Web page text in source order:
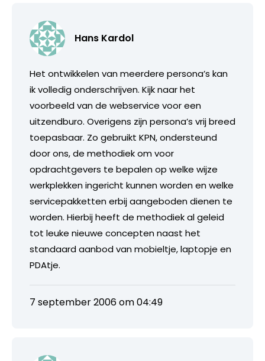
Hans Kardol
Het ontwikkelen van meerdere persona’s kan
ik volledig onderschrijven. Kijk naar het
voorbeeld van de webservice voor een
uitzendburo. Overigens zijn persona’s vrij breed
toepasbaar. Zo gebruikt KPN, ondersteund
door ons, de methodiek om voor
opdrachtgevers te bepalen op welke wijze
werkplekken ingericht kunnen worden en welke
servicepakketten erbij aangeboden dienen te
worden. Hierbij heeft de methodiek al geleid
tot leuke nieuwe concepten naast het
standaard aanbod van mobieltje, laptopje en
PDAtje.
7 september 2006 om 04:49